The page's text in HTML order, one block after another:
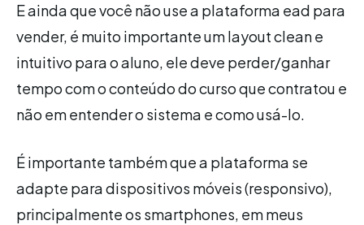
E ainda que você não use a plataforma ead para
vender, é muito importante um layout clean e
intuitivo para o aluno, ele deve perder/ganhar
tempo com o conteúdo do curso que contratou e
não em entender o sistema e como usá-lo.
É importante também que a plataforma se
adapte para dispositivos móveis (responsivo),
principalmente os smartphones, em meus